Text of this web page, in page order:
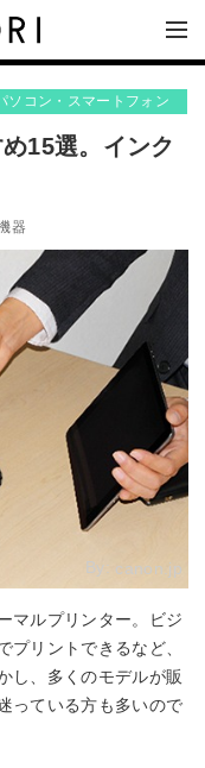
ソコン・スマートフォン
15選。インク
器
By: canon.jp
マルプリンター。ビジ
プリントできるなど、
し、多くのモデルが販
っている方も多いので